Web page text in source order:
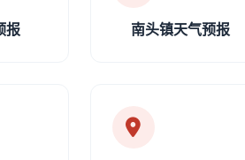
报 南头镇天气预报